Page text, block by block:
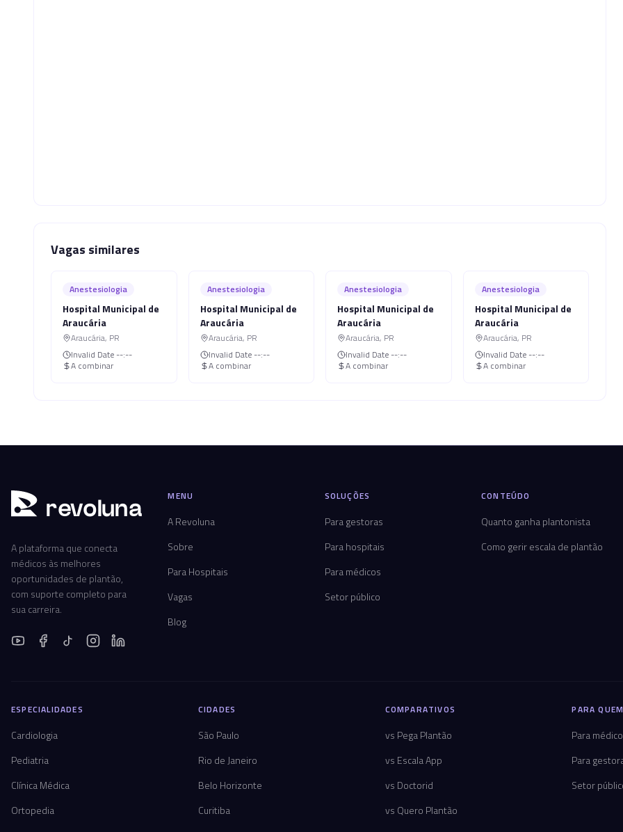
Vagas similares
Anestesiologia
Hospital Municipal de
Araucária
Araucária, PR
Invalid Date --:--
A combinar
Anestesiologia
Hospital Municipal de
Araucária
Araucária, PR
Invalid Date --:--
A combinar
Anestesiologia
Hospital Municipal de
Araucária
Araucária, PR
Invalid Date --:--
A combinar
Anestesiologia
Hospital Municipal de
Araucária
Araucária, PR
Invalid Date --:--
A combinar
revoluna
A plataforma que conecta
médicos às melhores
oportunidades de plantão,
com suporte completo para
sua carreira.
MENU
A Revoluna
Sobre
Para Hospitais
Vagas
Blog
SOLUÇÕES
Para gestoras
Para hospitais
Para médicos
Setor público
CONTEÚDO
Quanto ganha plantonista
Como gerir escala de plantão
ESPECIALIDADES
Cardiologia
Pediatria
Clínica Médica
Ortopedia
CIDADES
São Paulo
Rio de Janeiro
Belo Horizonte
Curitiba
COMPARATIVOS
vs Pega Plantão
vs Escala App
vs Doctorid
vs Quero Plantão
PARA
Para
Para
Setor